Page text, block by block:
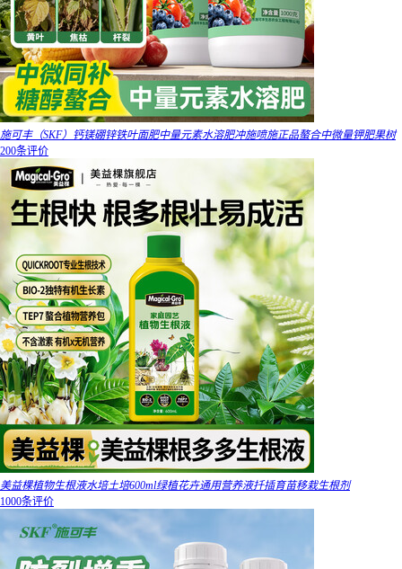
施可丰（SKF）钙镁硼锌铁叶面肥中量元素水溶肥冲施喷施正品螯合中微量钾肥果树
200条评价
美益棵植物生根液水培土培600ml绿植花卉通用营养液扦插育苗移栽生根剂
1000条评价